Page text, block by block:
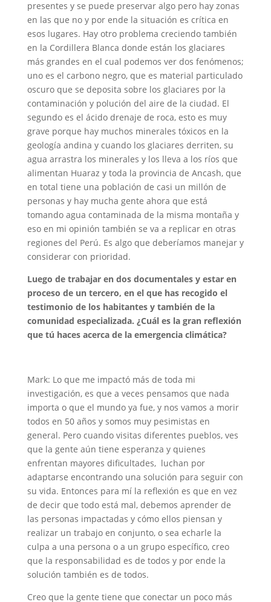
presentes y se puede preservar algo pero hay zonas
en las que no y por ende la situación es crítica en
esos lugares. Hay otro problema creciendo también
en la Cordillera Blanca donde están los glaciares
más grandes en el cual podemos ver dos fenómenos;
uno es el carbono negro, que es material particulado
oscuro que se deposita sobre los glaciares por la
contaminación y polución del aire de la ciudad. El
segundo es el ácido drenaje de roca, esto es muy
grave porque hay muchos minerales tóxicos en la
geología andina y cuando los glaciares derriten, su
agua arrastra los minerales y los lleva a los ríos que
alimentan Huaraz y toda la provincia de Ancash, que
en total tiene una población de casi un millón de
personas y hay mucha gente ahora que está
tomando agua contaminada de la misma montaña y
eso en mi opinión también se va a replicar en otras
regiones del Perú. Es algo que deberíamos manejar y
considerar con prioridad.
Luego de trabajar en dos documentales y estar en
proceso de un tercero, en el que has recogido el
testimonio de los habitantes y también de la
comunidad especializada. ¿Cuál es la gran reflexión
que tú haces acerca de la emergencia climática?
Mark: Lo que me impactó más de toda mi
investigación, es que a veces pensamos que nada
importa o que el mundo ya fue, y nos vamos a morir
todos en 50 años y somos muy pesimistas en
general. Pero cuando visitas diferentes pueblos, ves
que la gente aún tiene esperanza y quienes
enfrentan mayores dificultades, luchan por
adaptarse encontrando una solución para seguir con
su vida. Entonces para mí la reflexión es que en vez
de decir que todo está mal, debemos aprender de
las personas impactadas y cómo ellos piensan y
realizar un trabajo en conjunto, o sea echarle la
culpa a una persona o a un grupo específico, creo
que la responsabilidad es de todos y por ende la
solución también es de todos.
Creo que la gente tiene que conectar un poco más